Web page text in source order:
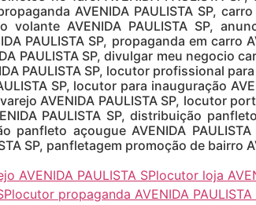
AVENIDA PAULISTA SP,
volante AVENIDA PAULISTA SP,
PAULISTA SP, propaganda em carro
PAULISTA SP, divulgar meu negocio
PAULISTA SP, locutor profissional
SP, locutor para inauguração
AVENIDA PAULISTA SP, locutor
PAULISTA SP, distribuição
panfleto açougue AVENIDA
SP, panfletagem promoção de bairro
AVENIDA PAULISTA SPlocutor loja
locutor propaganda AVENIDA PAULISTA